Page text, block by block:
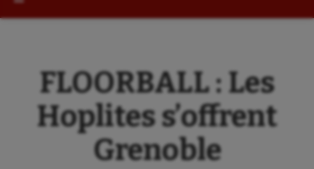
FLOORBALL : Les
Hoplites s’offrent
Grenoble